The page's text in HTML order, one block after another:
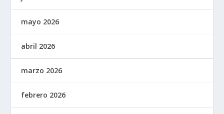
mayo 2026
abril 2026
marzo 2026
febrero 2026